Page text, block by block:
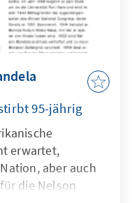
95-jährig
erwartet,
aber auch
die Nelson